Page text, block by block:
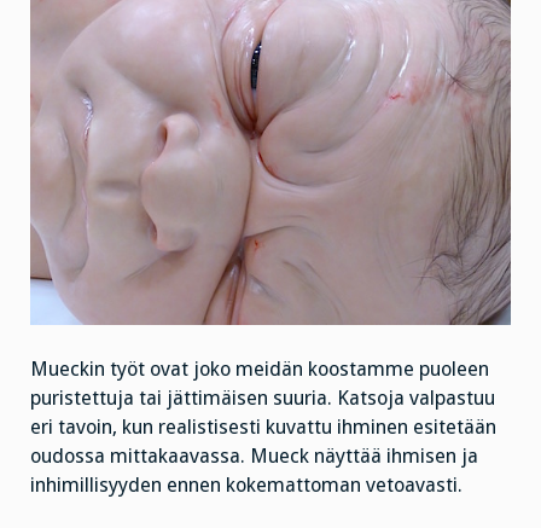
Mueckin työt ovat joko meidän koostamme puoleen
puristettuja tai jättimäisen suuria. Katsoja valpastuu
eri tavoin, kun realistisesti kuvattu ihminen esitetään
oudossa mittakaavassa. Mueck näyttää ihmisen ja
inhimillisyyden ennen kokemattoman vetoavasti.